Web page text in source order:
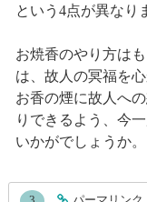
という4点が異なり
お焼香のやり方は
は、故人の冥福を
お香の煙に故人へ
りできるよう、今
いかがでしょうか。
entry638コメント